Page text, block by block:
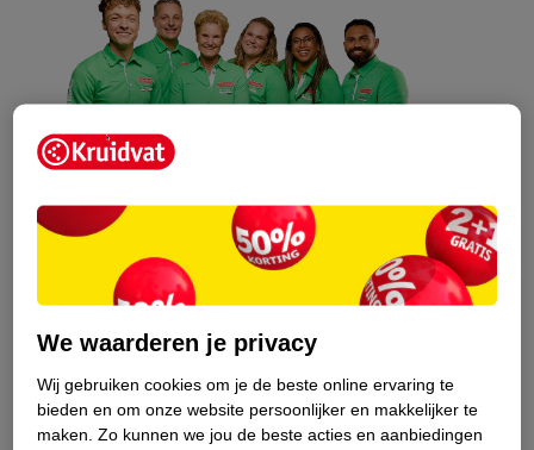
Kruidvat is een erkend specialist in
zelfzorg, ook online. Wat je
gezondheidsvraag ook is, stel hem aan
Stel je gezondheidsvraag
We waarderen je privacy
Wij gebruiken cookies om je de beste online ervaring te
bieden en om onze website persoonlijker en makkelijker te
maken. Zo kunnen we jou de beste acties en aanbiedingen